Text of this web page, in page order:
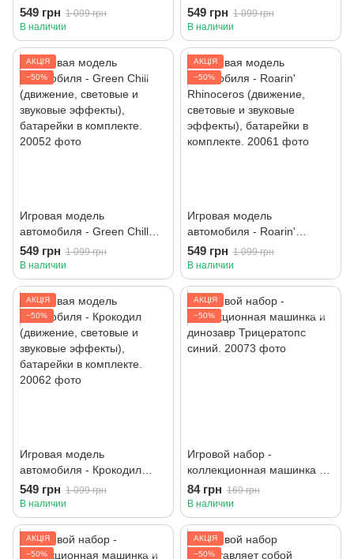
(движение, световые и
звуковые эффекты),
батарейки в комплекте.
549 грн 1 099 грн
В наличии
(движение, световые и
звуковые эффекты),
батарейки в комплекте.
549 грн 1 099 грн
В наличии
АКЦІЯ
−50%
Игровая модель
автомобиля - Green Chill
(движение, световые и
звуковые эффекты),
батарейки в комплекте.
549 грн 1 099 грн
В наличии
АКЦІЯ
−50%
Игровая модель
автомобиля - Roarin'
Rhinoceros (движение,
световые и звуковые
эффекты), батарейки в
комплекте.
549 грн 1 099 грн
В наличии
АКЦІЯ
−50%
Игровая модель
автомобиля - Крокодил
(движение, световые и
звуковые эффекты),
батарейки в комплекте.
549 грн 1 099 грн
В наличии
АКЦІЯ
−50%
Игровой набор -
коллекционная машинка и
динозавр Трицератопс
синий.
84 грн 169 грн
В наличии
АКЦІЯ
−50%
АКЦІЯ
−50%